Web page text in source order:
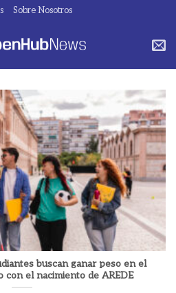
Sobre Nosotros
buscan ganar peso en el
con el nacimiento de AREDE